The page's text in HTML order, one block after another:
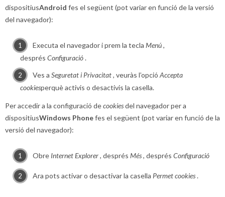
dispositiusAndroid fes el següent (pot variar en funció de la versió
del navegador):
Executa el navegador i prem la tecla Menú,
després Configuració.
Ves a Seguretat i Privacitat, veuràs l’opció Accepta
cookiesperquè activis o desactivis la casella.
Per accedir a la configuració decookiesdel navegador per a
dispositiusWindows Phonefes el següent (pot variar en funció de la
versió del navegador):
Obre Internet Explorer, després Més, després Configuració
Ara pots activar o desactivar la casella Permet cookies.